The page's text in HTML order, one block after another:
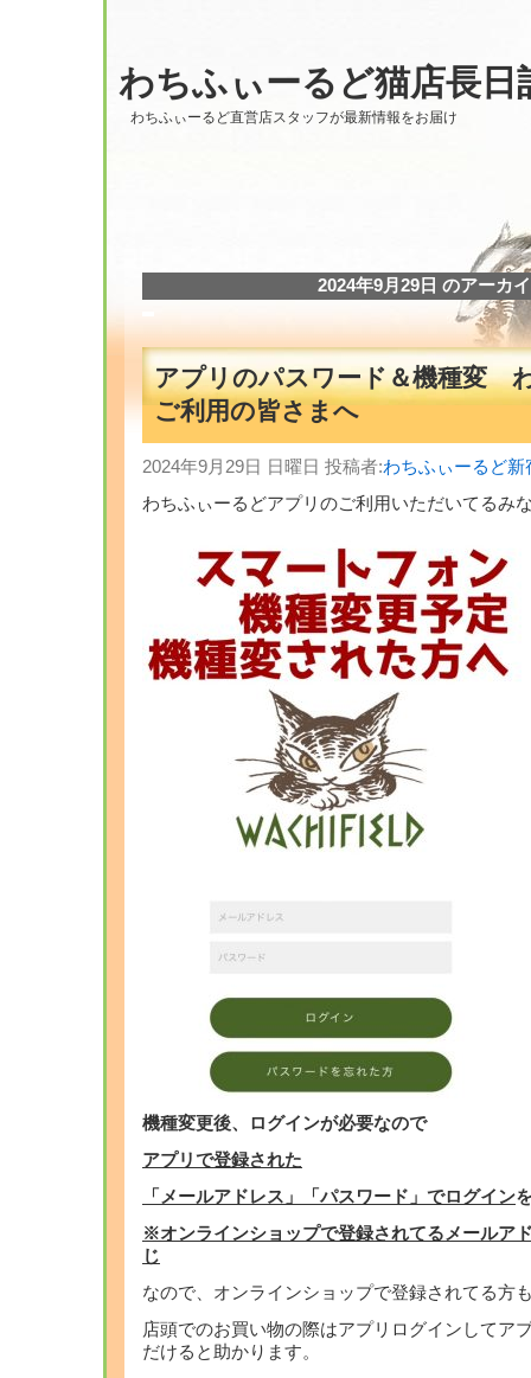
わちふぃーるど猫店長日
わちふぃーるど直営店スタッフが最新情報をお届け
2024年9月29日 のアーカ
アプリのパスワード＆機種変
ご利用の皆さまへ
2024年9月29日 日曜日 投稿者:わちふぃーるど
わちふぃーるどアプリのご利用いただいてるみ
機種変更後、ログインが必要なので
アプリで登録された
「メールアドレス」「パスワード」でログイン
※オンラインショップで登録されてるメールア
じ
なので、オンラインショップで登録されてる方
店頭でのお買い物の際はアプリログインしてア
だけると助かります。